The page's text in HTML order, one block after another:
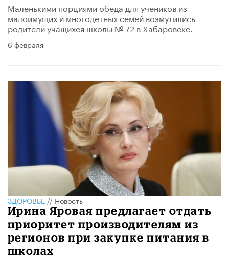
​Маленькими порциями обеда для учеников из
малоимущих и многодетных семей возмутились
родители учащихся школы № 72 в Хабаровске.
6 февраля
ЗДОРОВЬЕ//Новость
Ирина Яровая предлагает отдать
приоритет производителям из
регионов при закупке питания в
школах